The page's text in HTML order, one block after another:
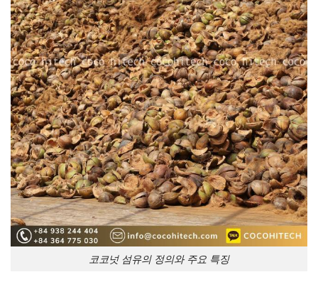
코코넛 섬유의 정의와 주요 특징